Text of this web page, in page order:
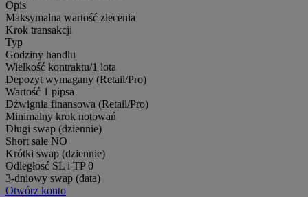
Opis
Maksymalna wartość zlecenia
Krok transakcji
Typ
Godziny handlu
Wielkość kontraktu/1 lota
Depozyt wymagany (Retail/Pro)
Wartość 1 pipsa
Dźwignia finansowa (Retail/Pro)
Minimalny krok notowań
Długi swap (dziennie)
Short sale NO
Krótki swap (dziennie)
Odległosć SL i TP 0
3-dniowy swap (data)
Otwórz konto